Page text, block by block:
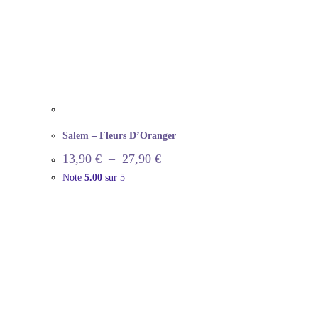
Salem – Fleurs D’Oranger
13,90 € – 27,90 €
Note 5.00 sur 5